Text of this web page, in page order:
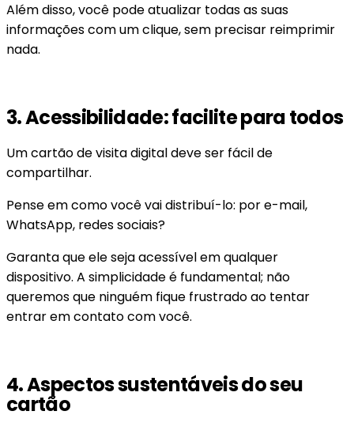
Além disso, você pode atualizar todas as suas
informações com um clique, sem precisar reimprimir
nada.
3. Acessibilidade: facilite para todos
Um cartão de visita digital deve ser fácil de
compartilhar.
Pense em como você vai distribuí-lo: por e-mail,
WhatsApp, redes sociais?
Garanta que ele seja acessível em qualquer
dispositivo. A simplicidade é fundamental; não
queremos que ninguém fique frustrado ao tentar
entrar em contato com você.
4. Aspectos sustentáveis do seu
cartão